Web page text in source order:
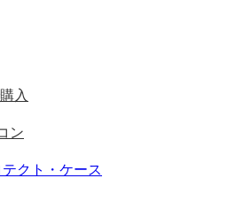
入
ン
クト・ケース